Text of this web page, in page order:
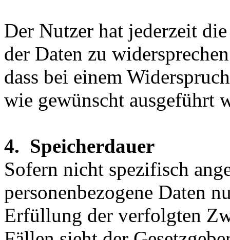
Der Nutzer hat jederzeit
der Daten zu
dass bei einem
wie gewünscht ausgeführt
4. Speicherdauer
Sofern nicht spezifisch
personenbezogene Daten
Erfüllung der verfolgten